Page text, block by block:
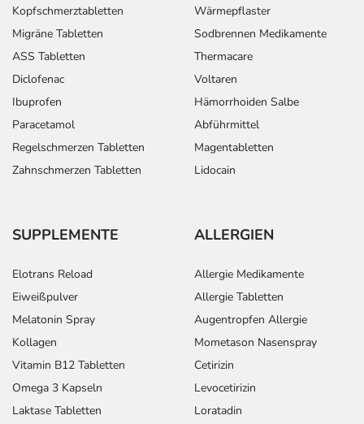
Kopfschmerztabletten
Migräne Tabletten
ASS Tabletten
Diclofenac
Ibuprofen
Paracetamol
Regelschmerzen Tabletten
Zahnschmerzen Tabletten
Wärmepflaster
Sodbrennen Medikamente
Thermacare
Voltaren
Hämorrhoiden Salbe
Abführmittel
Magentabletten
Lidocain
SUPPLEMENTE
Elotrans Reload
Eiweißpulver
Melatonin Spray
Kollagen
Vitamin B12 Tabletten
Omega 3 Kapseln
Laktase Tabletten
ALLERGIEN
Allergie Medikamente
Allergie Tabletten
Augentropfen Allergie
Mometason Nasenspray
Cetirizin
Levocetirizin
Loratadin